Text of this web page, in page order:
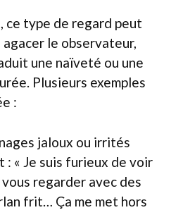
ce type de regard peut
le observateur,
une naïveté ou une
Plusieurs exemples
:
jaloux ou irrités
: « Je suis furieux de voir
regarder avec des
frit… Ça me met hors